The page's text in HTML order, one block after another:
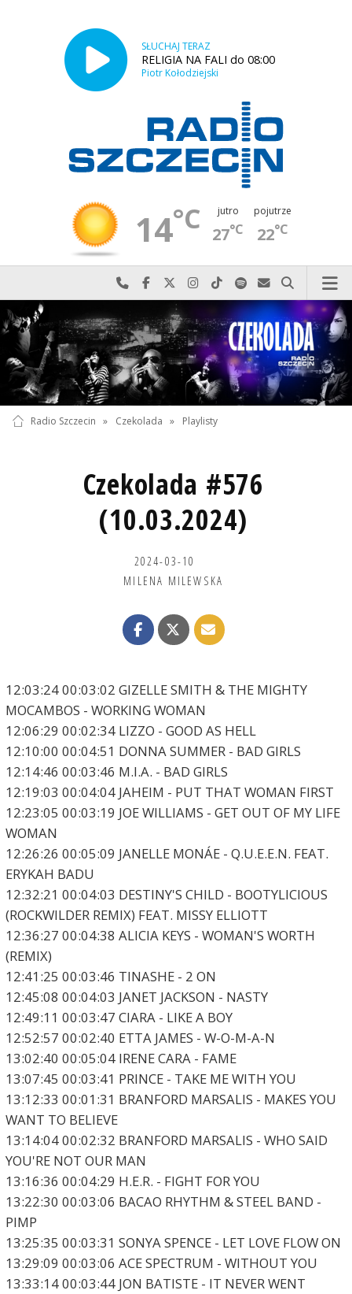
SŁUCHAJ TERAZ
RELIGIA NA FALI do 08:00
Piotr Kołodziejski
14°C jutro
27°C
pojutrze
22°C
Najlepiej po prostu do nas zadzwoń
Odwiedź nas na Facebook-u
Odwiedź nas na X
Odwiedź nas na Instagram-ie
Odwiedź nas na TikTok-u
Szukaj nas na Spotify
Wyślij do nas
Szukaj
Radio Szczecin » Czekolada » Playlisty
Czekolada #576
(10.03.2024)
2024-03-10
MILENA MILEWSKA
12:03:24 00:03:02 GIZELLE SMITH & THE MIGHTY
MOCAMBOS - WORKING WOMAN
12:06:29 00:02:34 LIZZO - GOOD AS HELL
12:10:00 00:04:51 DONNA SUMMER - BAD GIRLS
12:14:46 00:03:46 M.I.A. - BAD GIRLS
12:19:03 00:04:04 JAHEIM - PUT THAT WOMAN FIRST
12:23:05 00:03:19 JOE WILLIAMS - GET OUT OF MY LIFE
WOMAN
12:26:26 00:05:09 JANELLE MONÁE - Q.U.E.E.N. FEAT.
ERYKAH BADU
12:32:21 00:04:03 DESTINY'S CHILD - BOOTYLICIOUS
(ROCKWILDER REMIX) FEAT. MISSY ELLIOTT
12:36:27 00:04:38 ALICIA KEYS - WOMAN'S WORTH
(REMIX)
12:41:25 00:03:46 TINASHE - 2 ON
12:45:08 00:04:03 JANET JACKSON - NASTY
12:49:11 00:03:47 CIARA - LIKE A BOY
12:52:57 00:02:40 ETTA JAMES - W-O-M-A-N
13:02:40 00:05:04 IRENE CARA - FAME
13:07:45 00:03:41 PRINCE - TAKE ME WITH YOU
13:12:33 00:01:31 BRANFORD MARSALIS - MAKES YOU
WANT TO BELIEVE
13:14:04 00:02:32 BRANFORD MARSALIS - WHO SAID
YOU'RE NOT OUR MAN
13:16:36 00:04:29 H.E.R. - FIGHT FOR YOU
13:22:30 00:03:06 BACAO RHYTHM & STEEL BAND -
PIMP
13:25:35 00:03:31 SONYA SPENCE - LET LOVE FLOW ON
13:29:09 00:03:06 ACE SPECTRUM - WITHOUT YOU
13:33:14 00:03:44 JON BATISTE - IT NEVER WENT